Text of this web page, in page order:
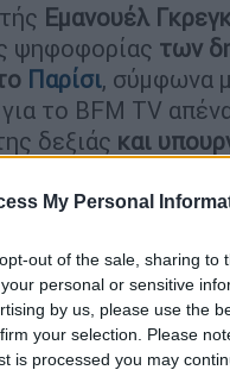
My Personal
out of the sale, sharing to
personal or sensitive
by us, please use the
your selection. Please
is processed you may
Εμανουέλ
ψηφοφορίας των
Παρίσι, σύμφωνα
το BFM TV
δεξιάς και
διατήρησε την
μέγεθος πόλη της
υποψήφιο του
σύμφωνα με τα